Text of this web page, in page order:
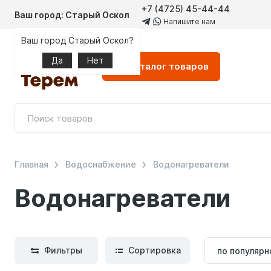
Ваш город: Старый Оскол
Ваш город Старый Оскол?
Да
Нет
+7 (4725) 45-44-44
Напишите нам
Каталог товаров
Водонагреватели
Главная Водоснабжение Водонагреватели
Фильтры Сортировка